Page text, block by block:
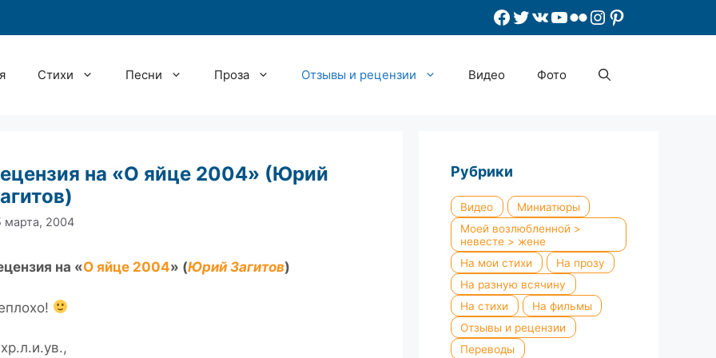
Facebook
Twitter
ВКонтакте
YouTube
Flickr
Instagram
Pinterest
Стихи Песни Проза Отзывы и рецензии Видео Фото
на «О яйце 2004» (Юрий
марта, 2004
на «О яйце 2004» (Юрий Загитов)
Рубрики
Видео
Миниатюры
Моей возлюбленной >
невесте > жене
На мои стихи
На прозу
На разную всячину
На стихи
На фильмы
Отзывы и рецензии
Переводы